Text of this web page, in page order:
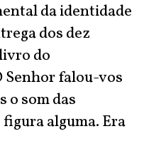
da identidade
dos dez
do
Senhor falou-vos
o som das
alguma. Era